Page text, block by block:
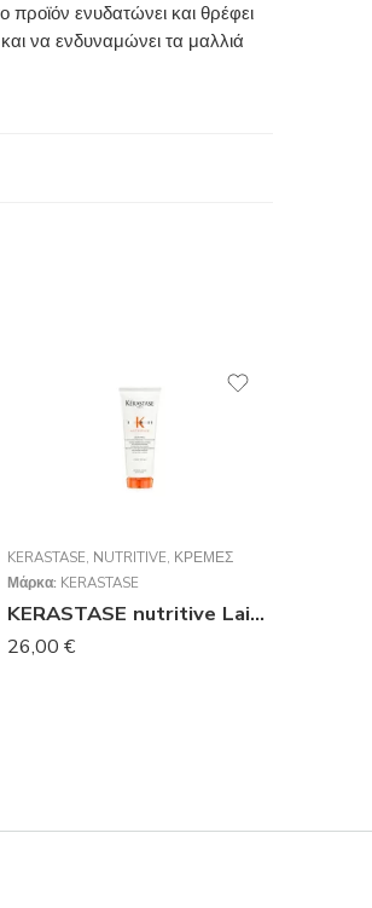
ενυδατώνει και θρέφει
να ενδυναμώνει τα μαλλιά
PROFESSIONAL
KERASTASE, NUTRITIVE, ΚΡΈΜΕΣ
Μάρκα: KERASTASE
KERASTASE nutritive Lait Vital Conditioner 200ml
26,00 €